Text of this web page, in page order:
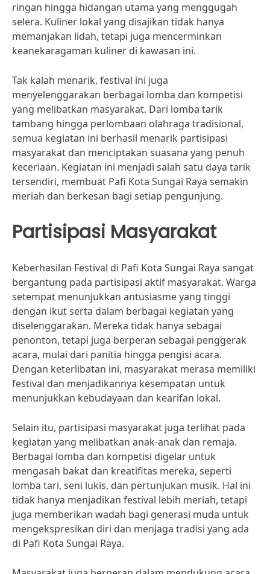
ringan hingga hidangan utama yang menggugah
selera. Kuliner lokal yang disajikan tidak hanya
memanjakan lidah, tetapi juga mencerminkan
keanekaragaman kuliner di kawasan ini.
Tak kalah menarik, festival ini juga
menyelenggarakan berbagai lomba dan kompetisi
yang melibatkan masyarakat. Dari lomba tarik
tambang hingga perlombaan olahraga tradisional,
semua kegiatan ini berhasil menarik partisipasi
masyarakat dan menciptakan suasana yang penuh
keceriaan. Kegiatan ini menjadi salah satu daya tarik
tersendiri, membuat Pafi Kota Sungai Raya semakin
meriah dan berkesan bagi setiap pengunjung.
Partisipasi Masyarakat
Keberhasilan Festival di Pafi Kota Sungai Raya sangat
bergantung pada partisipasi aktif masyarakat. Warga
setempat menunjukkan antusiasme yang tinggi
dengan ikut serta dalam berbagai kegiatan yang
diselenggarakan. Mereka tidak hanya sebagai
penonton, tetapi juga berperan sebagai penggerak
acara, mulai dari panitia hingga pengisi acara.
Dengan keterlibatan ini, masyarakat merasa memiliki
festival dan menjadikannya kesempatan untuk
menunjukkan kebudayaan dan kearifan lokal.
Selain itu, partisipasi masyarakat juga terlihat pada
kegiatan yang melibatkan anak-anak dan remaja.
Berbagai lomba dan kompetisi digelar untuk
mengasah bakat dan kreatifitas mereka, seperti
lomba tari, seni lukis, dan pertunjukan musik. Hal ini
tidak hanya menjadikan festival lebih meriah, tetapi
juga memberikan wadah bagi generasi muda untuk
mengekspresikan diri dan menjaga tradisi yang ada
di Pafi Kota Sungai Raya.